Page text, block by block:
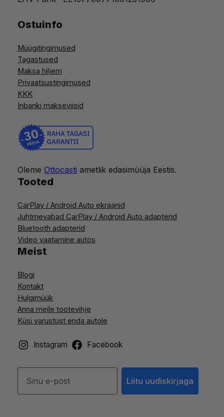
Ostuinfo
Müügitingimused
Tagastused
Maksa hiljem
Privaatsustingimused
KKK
Inbanki makseviisid
Oleme Ottocasti ametlik edasimüüja Eestis.
Tooted
CarPlay / Android Auto ekraanid
Juhtmevabad CarPlay / Android Auto adapterid
Bluetooth adapterid
Video vaatamine autos
Meist
Blogi
Kontakt
Hulgimüük
Anna meile tootevihje
Küsi varustust enda autole
Instagram Facebook
Liitu uudiskirjaga
Liitu uudiskirjaga